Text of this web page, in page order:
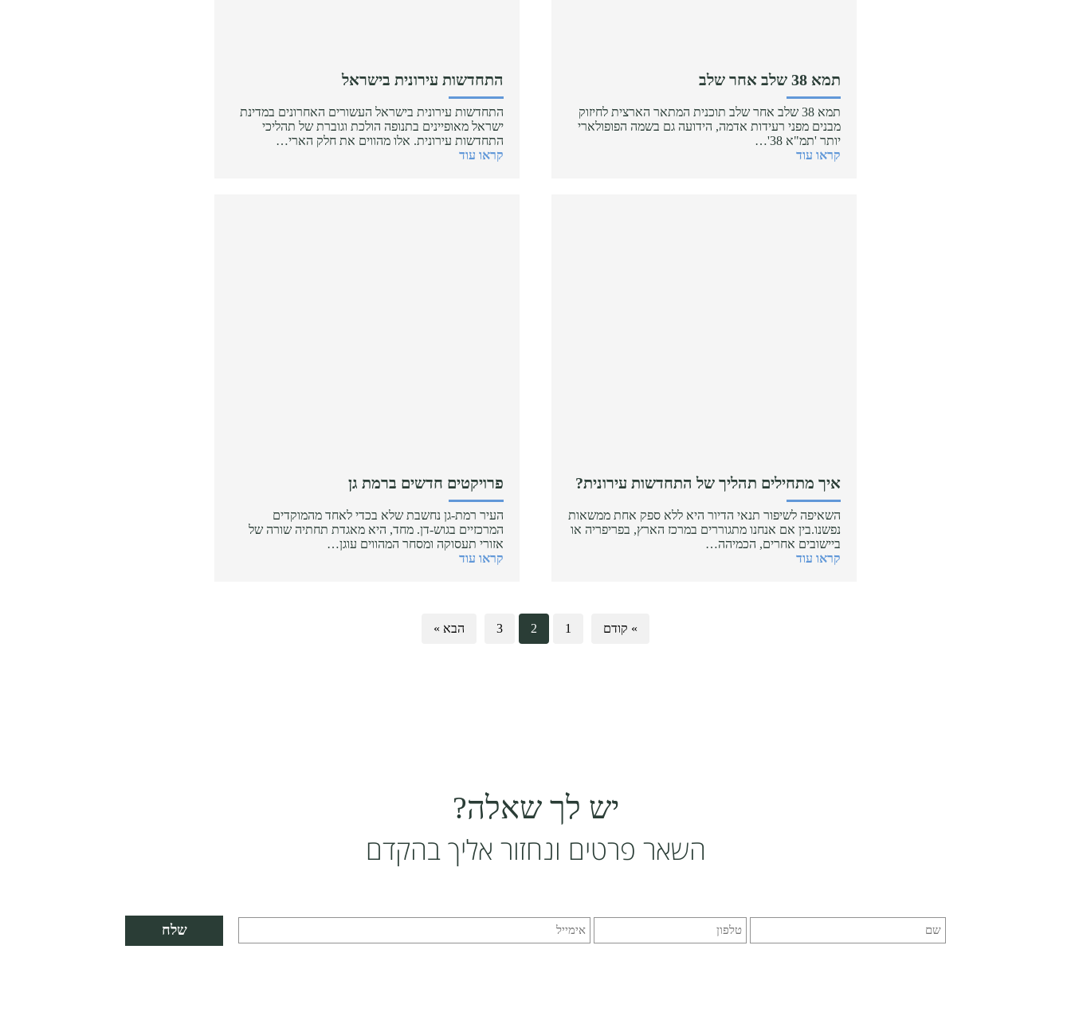
תמא 38 שלב אחר שלב
תמא 38 שלב אחר שלב תוכנית המתאר הארצית לחיזוק
מבנים מפני רעידות אדמה, הידועה גם בשמה הפופולארי
יותר 'תמ"א 38'…
קראו עוד
התחדשות עירונית בישראל
התחדשות עירונית בישראל העשורים האחרונים במדינת
ישראל מאופיינים בתנופה הולכת וגוברת של תהליכי
התחדשות עירונית. אלו מהווים את חלק הארי…
קראו עוד
איך מתחילים תהליך של התחדשות עירונית?
השאיפה לשיפור תנאי הדיור היא ללא ספק אחת ממשאות
נפשנו.בין אם אנחנו מתגוררים במרכז הארץ, בפריפריה או
ביישובים אחרים, הכמיהה…
קראו עוד
פרויקטים חדשים ברמת גן
העיר רמת-גן נחשבת שלא בכדי לאחד מהמוקדים
המרכזיים בגוש-דן. מחד, היא מאגדת תחתיה שורה של
אזורי תעסוקה ומסחר המהווים עוגן…
קראו עוד
» קודם 1
2
3 הבא »
יש לך שאלה?
השאר פרטים ונחזור אליך בהקדם